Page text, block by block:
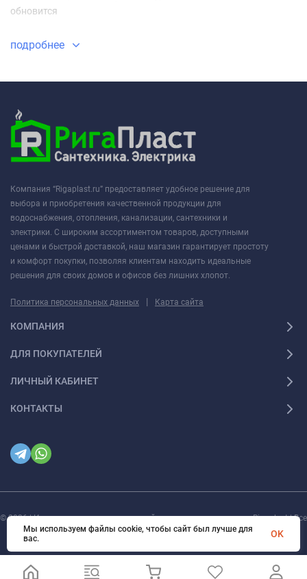
обновится
подробнее
Компания “Rigaplast.ru” предоставляет удобное решение для
выбора и приобретения качественной продукции для
водоснабжения, отопления, канализации, сантехники и
электрики. С широким ассортиментом товаров, доступными
ценами и быстрой доставкой, наш магазин гарантирует простоту
и комфорт покупки, позволяя клиентам находить идеальные
решения для своих домов и офисов без лишних хлопот.
Политика персональных данных | Карта сайта
КОМПАНИЯ
ДЛЯ ПОКУПАТЕЛЕЙ
ЛИЧНЫЙ КАБИНЕТ
КОНТАКТЫ
© 2026 | Интернет магазин инженерной сантехники и электрики Rigaplast | Все
права защищены
Мы используем файлы cookie, чтобы сайт был лучше для
вас.
OK